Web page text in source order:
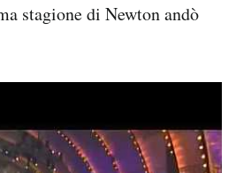
stagione di Newton andò